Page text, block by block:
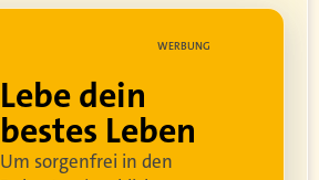
WERBUNG
Lebe dein
bestes Leben
Um sorgenfrei in den